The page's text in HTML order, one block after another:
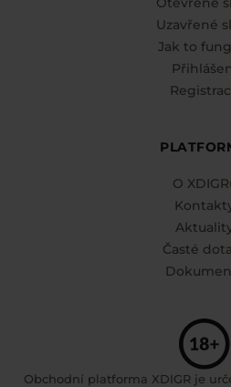
Uzavřené
Jak to
O
Časté
Obchodní platforma XDIGR je